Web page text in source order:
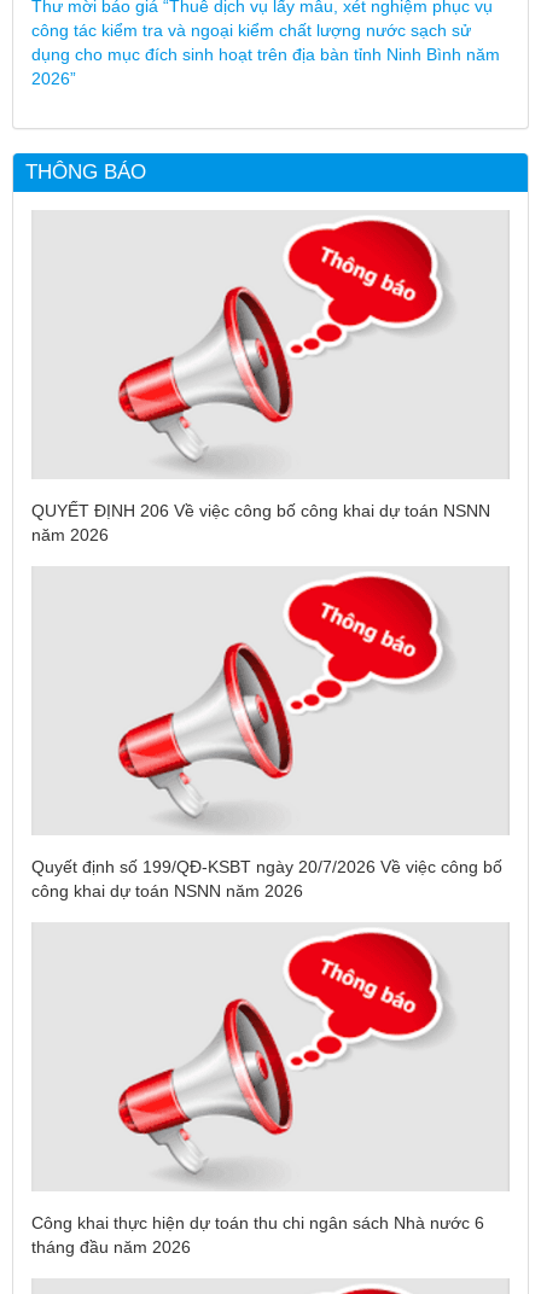
Thư mời báo giá “Thuê dịch vụ lấy mẫu, xét nghiệm phục vụ
công tác kiểm tra và ngoại kiểm chất lượng nước sạch sử
dụng cho mục đích sinh hoạt trên địa bàn tỉnh Ninh Bình năm
2026”
THÔNG BÁO
QUYẾT ĐỊNH 206 Về việc công bố công khai dự toán NSNN
năm 2026
Quyết định số 199/QĐ-KSBT ngày 20/7/2026 Về việc công bố
công khai dự toán NSNN năm 2026
Công khai thực hiện dự toán thu chi ngân sách Nhà nước 6
tháng đầu năm 2026